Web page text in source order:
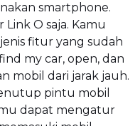
smartphone.
O saja. Kamu
fitur yang sudah
my car, open, dan
mobil dari jarak jauh.
pintu mobil
dapat mengatur